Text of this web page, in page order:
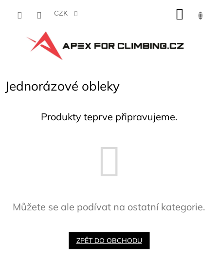
CZK
Jednorázové obleky
Produkty teprve připravujeme.
Můžete se ale podívat na ostatní kategorie.
ZPĚT DO OBCHODU